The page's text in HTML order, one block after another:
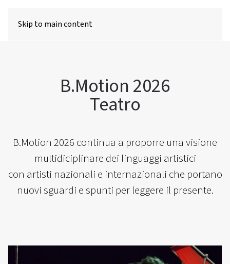
Skip to main content
B.Motion 2026
Teatro
B.Motion 2026 continua a proporre una visione
multidiciplinare dei linguaggi artistici
con artisti nazionali e internazionali che portano
nuovi sguardi e spunti per leggere il presente.